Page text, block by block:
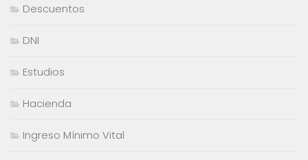
Descuentos
DNI
Estudios
Hacienda
Ingreso Mínimo Vital